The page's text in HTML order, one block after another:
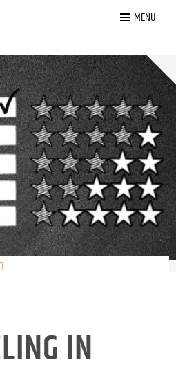
MENU
IN